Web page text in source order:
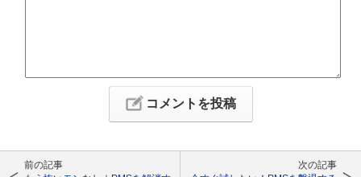
前の記事
次の記事